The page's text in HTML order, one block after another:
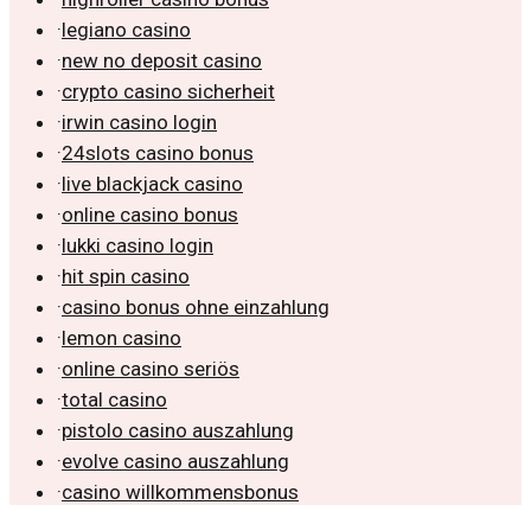
·legiano casino
·new no deposit casino
·crypto casino sicherheit
·irwin casino login
·24slots casino bonus
·live blackjack casino
·online casino bonus
·lukki casino login
·hit spin casino
·casino bonus ohne einzahlung
·lemon casino
·online casino seriös
·total casino
·pistolo casino auszahlung
·evolve casino auszahlung
·casino willkommensbonus